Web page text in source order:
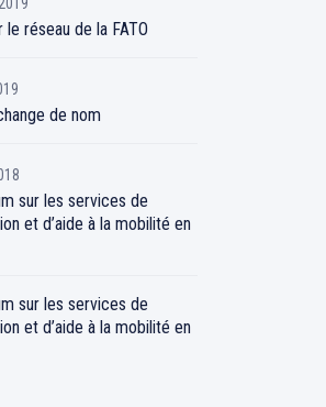
le réseau de la FATO
de nom
sur les services de
et d’aide à la mobilité en
sur les services de
et d’aide à la mobilité en